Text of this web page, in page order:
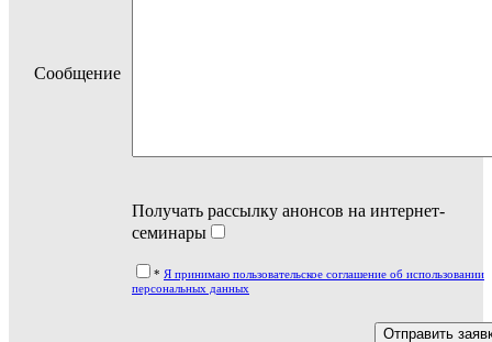
Сообщение
Получать рассылку анонсов на интернет-
семинары
* Я принимаю пользовательское соглашение об использовании
персональных данных